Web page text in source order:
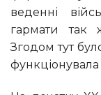
веденні
гармати так
Згодом тут